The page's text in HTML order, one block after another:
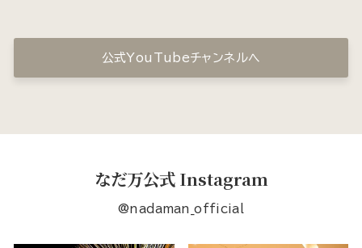
公式YouTubeチャンネルへ
なだ万公式 Instagram
@nadaman_official